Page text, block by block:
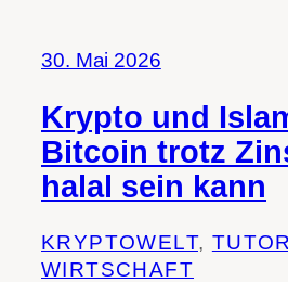
30. Mai 2026
Krypto und
Bitcoin trotz
halal sein kann
KRYPTOWELT,
WIRTSCHAFT